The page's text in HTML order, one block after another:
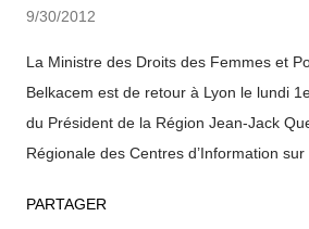
9/30/2012
La Ministre des Droits des Femmes et
Belkacem est de retour à Lyon le lundi
du Président de la Région Jean-Jack
Régionale des Centres d’Information
2012 au Conseil des Ministres, dans le
PARTAGER